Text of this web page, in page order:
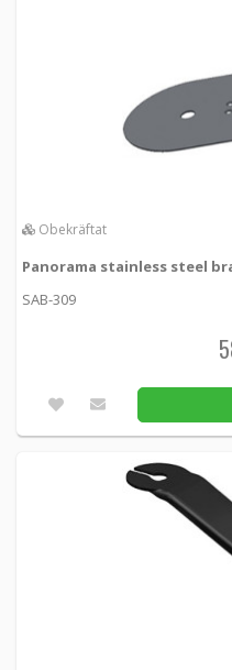
Obekräftat
Panorama stainless steel
SAB-309